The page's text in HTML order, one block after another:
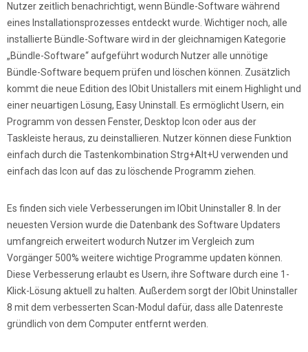
Nutzer zeitlich benachrichtigt, wenn Bündle-Software während
eines Installationsprozesses entdeckt wurde. Wichtiger noch, alle
installierte Bündle-Software wird in der gleichnamigen Kategorie
„Bündle-Software“ aufgeführt wodurch Nutzer alle unnötige
Bündle-Software bequem prüfen und löschen können. Zusätzlich
kommt die neue Edition des IObit Unistallers mit einem Highlight und
einer neuartigen Lösung, Easy Uninstall. Es ermöglicht Usern, ein
Programm von dessen Fenster, Desktop Icon oder aus der
Taskleiste heraus, zu deinstallieren. Nutzer können diese Funktion
einfach durch die Tastenkombination Strg+Alt+U verwenden und
einfach das Icon auf das zu löschende Programm ziehen.
Es finden sich viele Verbesserungen im IObit Uninstaller 8. In der
neuesten Version wurde die Datenbank des Software Updaters
umfangreich erweitert wodurch Nutzer im Vergleich zum
Vorgänger 500% weitere wichtige Programme updaten können.
Diese Verbesserung erlaubt es Usern, ihre Software durch eine 1-
Klick-Lösung aktuell zu halten. Außerdem sorgt der IObit Uninstaller
8 mit dem verbesserten Scan-Modul dafür, dass alle Datenreste
gründlich von dem Computer entfernt werden.